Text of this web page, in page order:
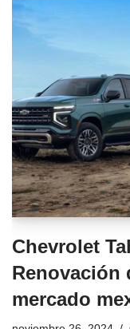
Chevrolet
Renovación
mercado